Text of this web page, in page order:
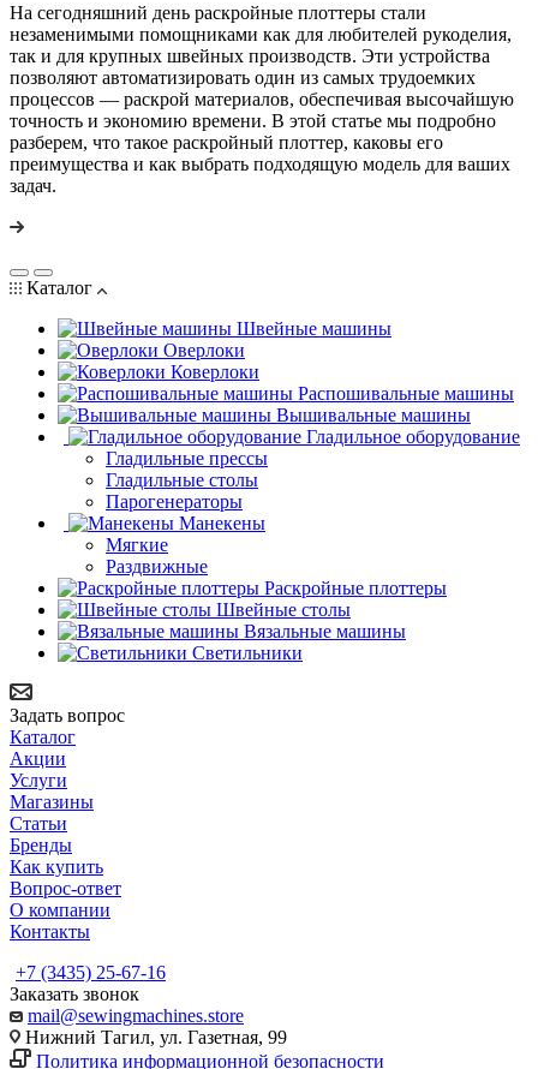
На сегодняшний день раскройные плоттеры стали
незаменимыми помощниками как для любителей рукоделия,
так и для крупных швейных производств. Эти устройства
позволяют автоматизировать один из самых трудоемких
процессов — раскрой материалов, обеспечивая высочайшую
точность и экономию времени. В этой статье мы подробно
разберем, что такое раскройный плоттер, каковы его
преимущества и как выбрать подходящую модель для ваших
задач.
Каталог
Швейные машины
Оверлоки
Коверлоки
Распошивальные машины
Вышивальные машины
Гладильное оборудование
Гладильные прессы
Гладильные столы
Парогенераторы
Манекены
Мягкие
Раздвижные
Раскройные плоттеры
Швейные столы
Вязальные машины
Светильники
Задать вопрос
Каталог
Акции
Услуги
Магазины
Статьи
Бренды
Как купить
Вопрос-ответ
О компании
Контакты
+7 (3435) 25-67-16
Заказать звонок
mail@sewingmachines.store
Нижний Тагил, ул. Газетная, 99
Политика информационной безопасности